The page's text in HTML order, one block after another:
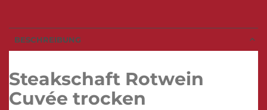
BESCHREIBUNG
Steakschaft Rotwein
Cuvée trocken